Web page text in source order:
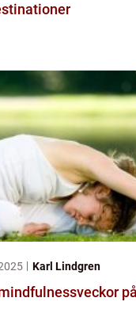
Karl Lindgren